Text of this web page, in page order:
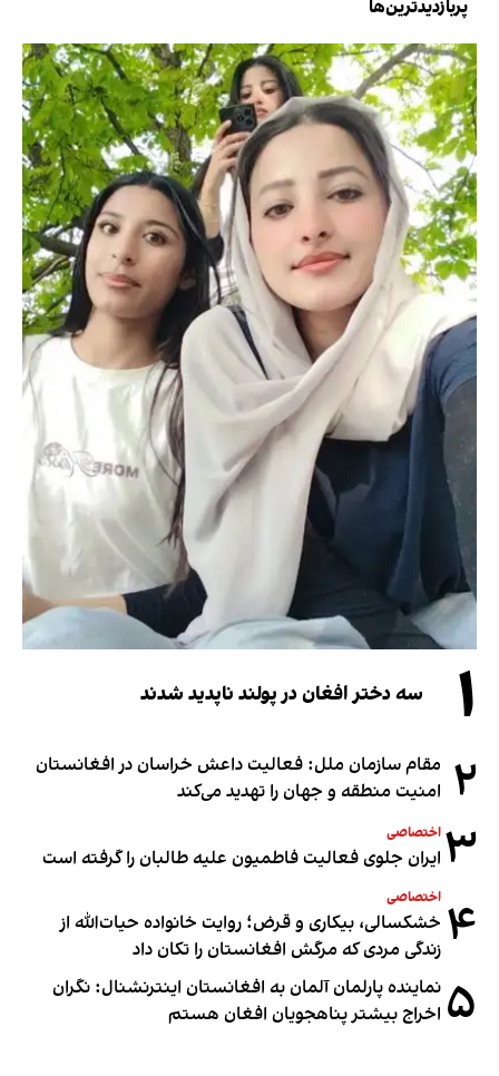
پربازدیدترین‌ها
۱ سه دختر افغان در پولند ناپدید شدند
۲ مقام سازمان ملل: فعالیت داعش خراسان در افغانستان
امنیت منطقه و جهان را تهدید می‌کند
۳ اختصاصی
ایران جلوی فعالیت فاطمیون علیه طالبان را گرفته است
۴ اختصاصی
خشکسالی، بیکاری و قرض؛ روایت خانواده حیات‌الله از
زندگی مردی که مرگش افغانستان را تکان داد
۵ نماینده پارلمان آلمان به افغانستان اینترنشنال: نگران
اخراج بیشتر پناهجویان افغان هستم